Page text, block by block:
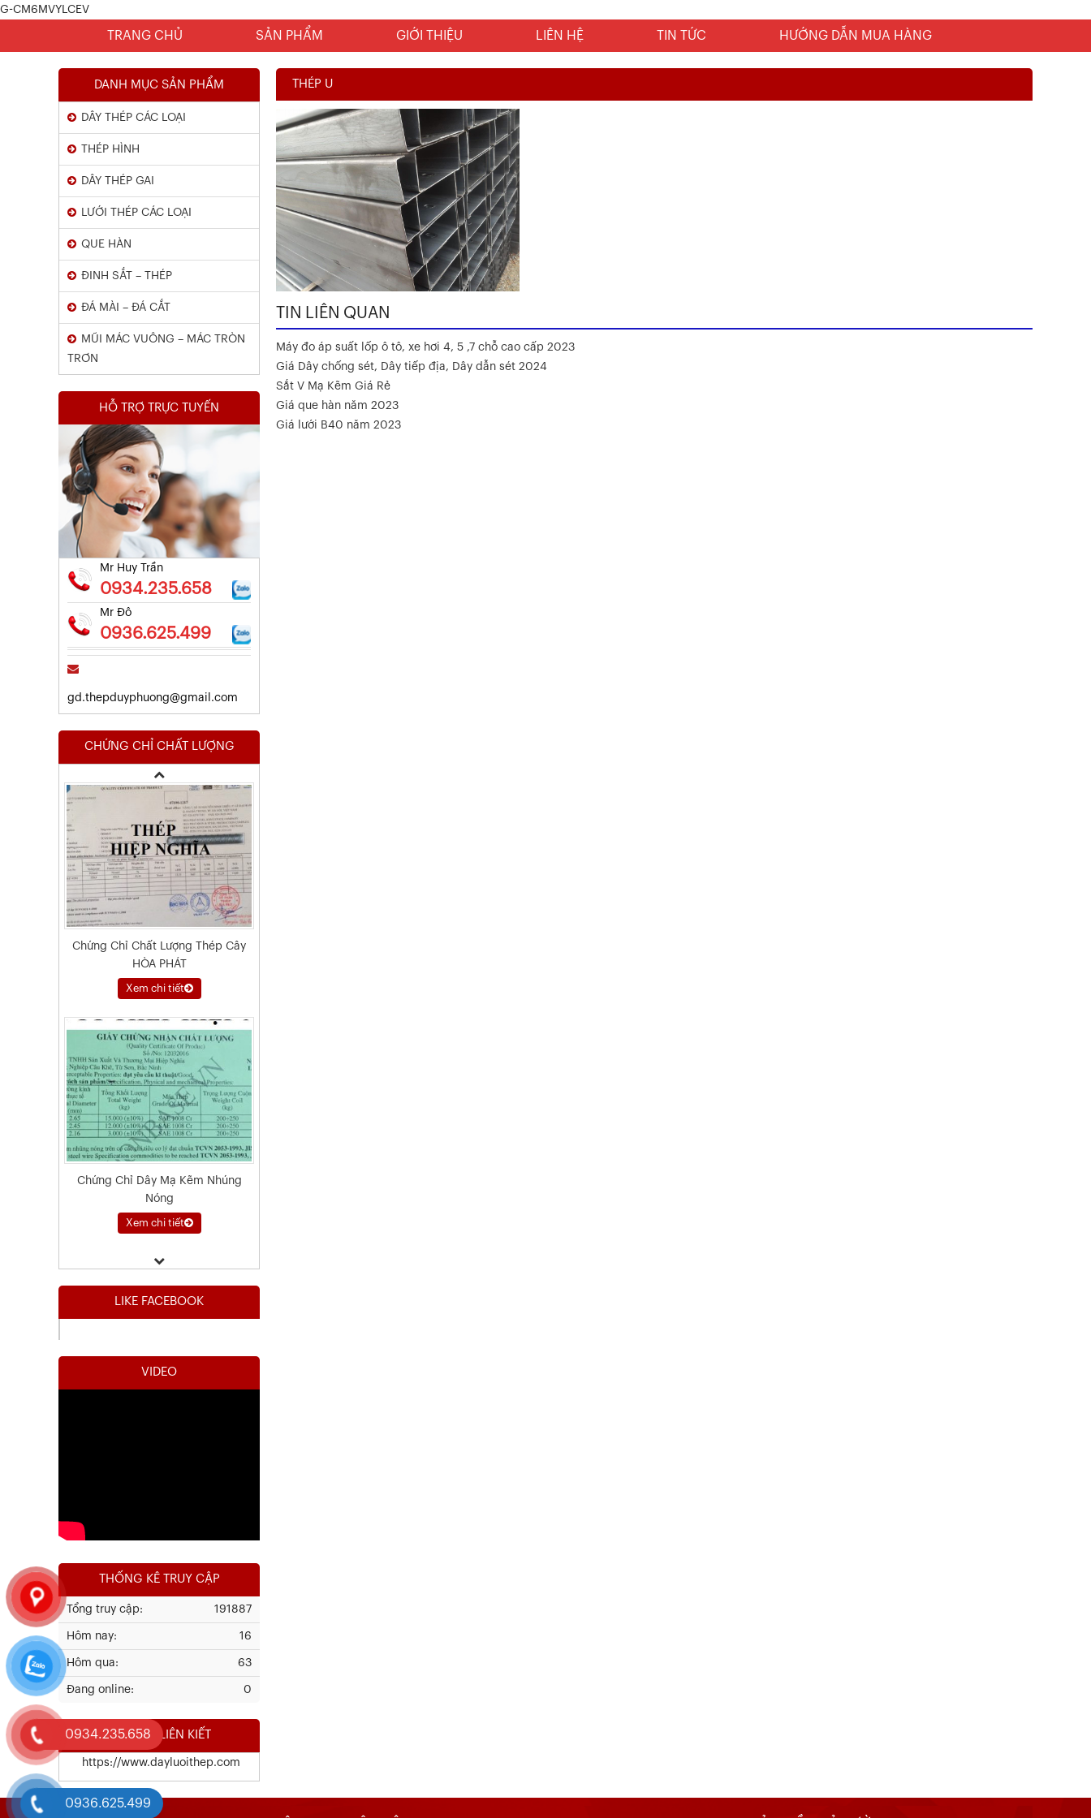
G-CM6MVYLCEV
TRANG CHỦ SẢN PHẨM GIỚI THIỆU LIÊN HỆ TIN TỨC HƯỚNG DẪN MUA HÀNG
THÉP U
TIN LIÊN QUAN
Máy đo áp suất lốp ô tô, xe hơi 4, 5 ,7 chỗ cao cấp 2023
Giá Dây chống sét, Dây tiếp địa, Dây dẫn sét 2024
Sắt V Mạ Kẽm Giá Rẻ
Giá que hàn năm 2023
Giá lưới B40 năm 2023
DANH MỤC SẢN PHẨM
DÂY THÉP CÁC LOẠI
THÉP HÌNH
DÂY THÉP GAI
LƯỚI THÉP CÁC LOẠI
QUE HÀN
ĐINH SẮT – THÉP
ĐÁ MÀI – ĐÁ CẮT
MŨI MÁC VUÔNG – MÁC TRÒN
TRƠN
HỖ TRỢ TRỰC TUYẾN
Mr Huy Trần
0934.235.658
Mr Đô
0936.625.499
gd.thepduyphuong@gmail.com
CHỨNG CHỈ CHẤT LƯỢNG
Chứng Chỉ Dây Mạ Kẽm Nhúng
Nóng
Kết Quả Thử Nghiệm Lưới Tô Tường
Xem chi tiết
Kết Quả Thử Nghiệm Lưới Tô Tường
Chứng Chỉ Chất Lượng Thép Cây
HÒA PHÁT
Xem chi tiết
Chứng Chỉ Dây Mạ Kẽm Nhúng
Nóng
Xem chi tiết
Kết Quả Thử Nghiệm Lưới Tô Tường
Xem chi tiết
LIKE FACEBOOK
VIDEO
THỐNG KÊ TRUY CẬP
191887
Tổng truy cập:
16
Hôm nay:
63
Hôm qua:
0
Đang online:
WEBSITE LIÊN KIẾT
https://www.dayluoithep.com
0934.235.658
0936.625.499